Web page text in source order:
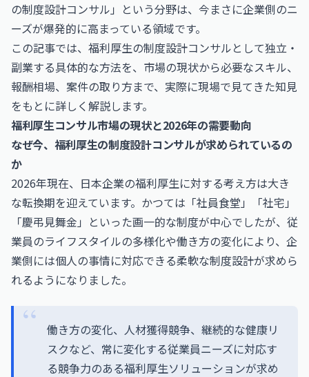
の制度設計コンサル」という分野は、今まさに企業側のニ
ーズが爆発的に高まっている領域です。
この記事では、福利厚生の制度設計コンサルとして独立・
副業する具体的な方法を、市場の現状から必要なスキル、
報酬相場、案件の取り方まで、実際に現場で見てきた知見
をもとに詳しく解説します。
福利厚生コンサル市場の現状と2026年の需要動向
なぜ今、福利厚生の制度設計コンサルが求められているの
か
2026年現在、日本企業の福利厚生に対する考え方は大き
な転換期を迎えています。かつては「社員食堂」「社宅」
「慶弔見舞金」といった画一的な制度が中心でしたが、従
業員のライフスタイルの多様化や働き方の変化により、企
業側には個人の事情に対応できる柔軟な制度設計が求めら
れるようになりました。
働き方の変化、人材獲得競争、継続的な健康リ
スクなど、常に変化する従業員ニーズに対応す
る競争力のある福利厚生ソリューションが求め